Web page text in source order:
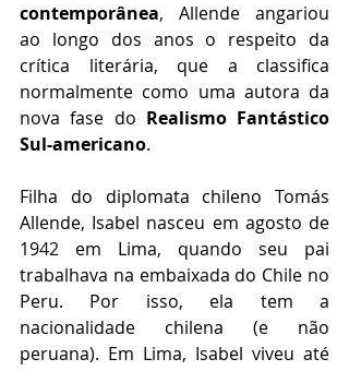
contemporânea, Allende angariou
ao longo dos anos o respeito da
crítica literária, que a classifica
normalmente como uma autora da
nova fase do Realismo Fantástico
Sul-americano.
Filha do diplomata chileno Tomás
Allende, Isabel nasceu em agosto de
1942 em Lima, quando seu pai
trabalhava na embaixada do Chile no
Peru. Por isso, ela tem a
nacionalidade chilena (e não
peruana). Em Lima, Isabel viveu até